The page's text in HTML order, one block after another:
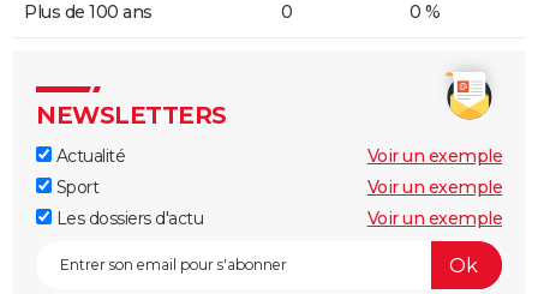
Plus de 100 ans 0 0 %
NEWSLETTERS
Actualité
Voir un exemple
Sport
Voir un exemple
Les dossiers d'actu
Voir un exemple